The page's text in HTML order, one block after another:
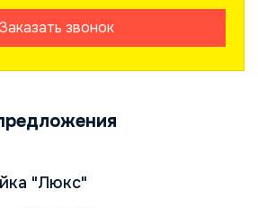
Заказать звонок
"Люкс"